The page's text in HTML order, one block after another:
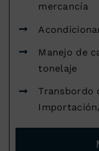
mercancía
Manejo de
tonelaje
Transbordo